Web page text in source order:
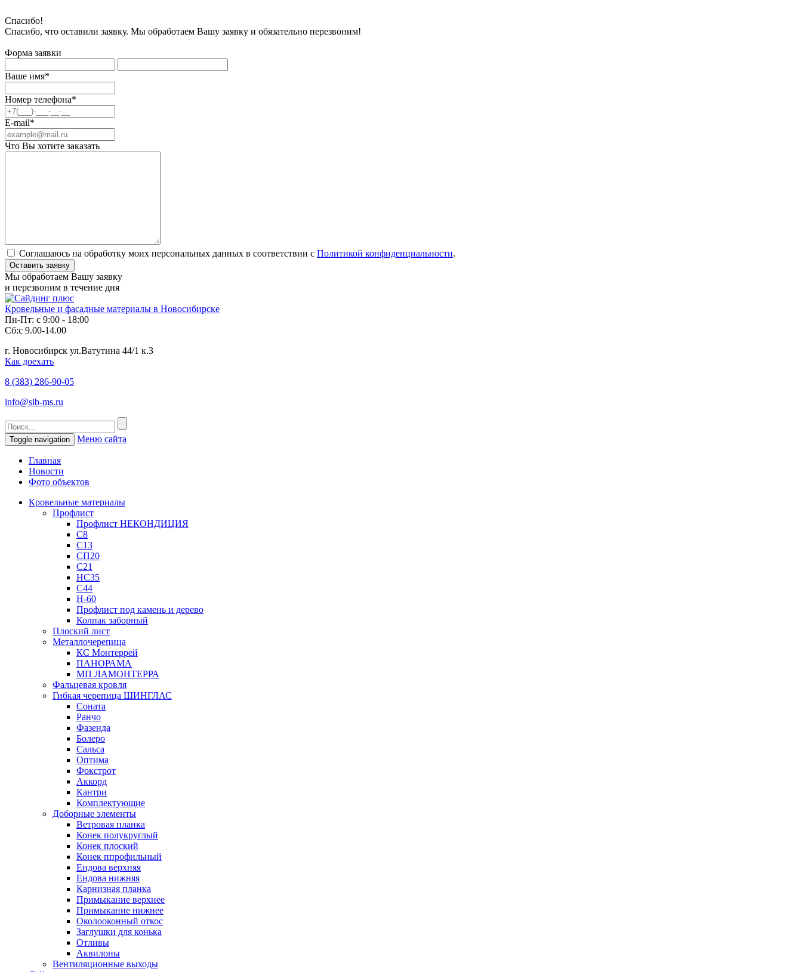
Спасибо!
Спасибо, что оставили заявку. Мы обработаем Вашу заявку и обязательно перезвоним!
Форма заявки
Ваше имя*
Номер телефона*
E-mail*
Что Вы хотите заказать
Соглашаюсь на обработку моих персональных данных в соответствии с Политикой конфиденциальности.
Мы обработаем Вашу заявку
и перезвоним в течение дня
Кровельные и фасадные материалы в Новосибирске
Пн-Пт: с 9:00 - 18:00
Сб:с 9.00-14.00
г. Новосибирск ул.Ватутина 44/1 к.3
Как доехать
8 (383) 286-90-05
info@sib-ms.ru
Toggle navigation Меню сайта
Главная
Новости
Фото объектов
Кровельные материалы
Профлист
Профлист НЕКОНДИЦИЯ
С8
С13
СП20
С21
НС35
С44
Н-60
Профлист под камень и дерево
Колпак заборный
Плоский лист
Металлочерепица
КС Монтеррей
ПАНОРАМА
МП ЛАМОНТЕРРА
Фальцевая кровля
Гибкая черепица ШИНГЛАС
Соната
Ранчо
Фазенда
Болеро
Сальса
Оптима
Фокстрот
Аккорд
Кантри
Комплектующие
Доборные элементы
Ветровая планка
Конек полукруглый
Конек плоский
Конек ппрофильный
Ендова верхняя
Ендова нижняя
Карнизная планка
Примыкание верхнее
Примыкание нижнее
Околооконный откос
Заглушки для конька
Отливы
Аквилоны
Вентиляционные выходы